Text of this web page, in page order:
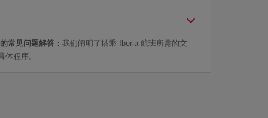
常见问题解答 ：我们阐明了搭乘 Iberia 航班所需的文
程序。